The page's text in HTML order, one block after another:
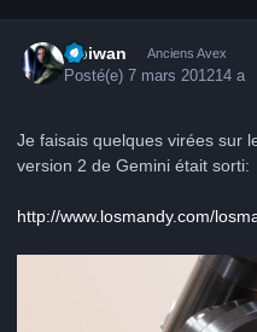
Obiwan Anciens Avex
Posté(e)7 mars 201214 a
Je faisais quelques virées sur
version 2 de Gemini était sorti:
http://www.losmandy.com/